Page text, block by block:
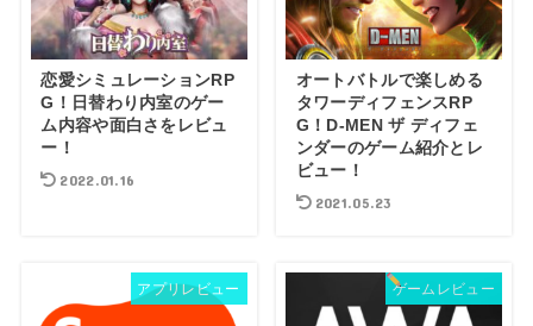
恋愛シミュレーションRP
G！日替わり内室のゲー
ム内容や面白さをレビュ
ー！
2022.01.16
オートバトルで楽しめる
タワーディフェンスRP
G！D-MEN ザ ディフェ
ンダーのゲーム紹介とレ
ビュー！
2021.05.23
アプリレビュー ゲームレビュー